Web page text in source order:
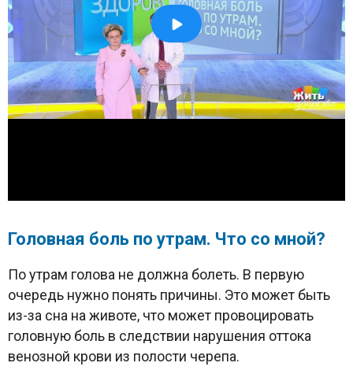
Головная боль по утрам. Что со мной?
По утрам голова не должна болеть. В первую
очередь нужно понять причины. Это может быть
из-за сна на животе, что может провоцировать
головную боль в следствии нарушения оттока
венозной крови из полости черепа.